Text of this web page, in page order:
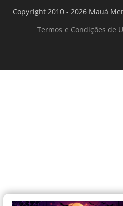
Copyright 2010 - 2026 Mauá
Termos e Condições de